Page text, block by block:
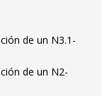
de un N3.1-
de un N2-